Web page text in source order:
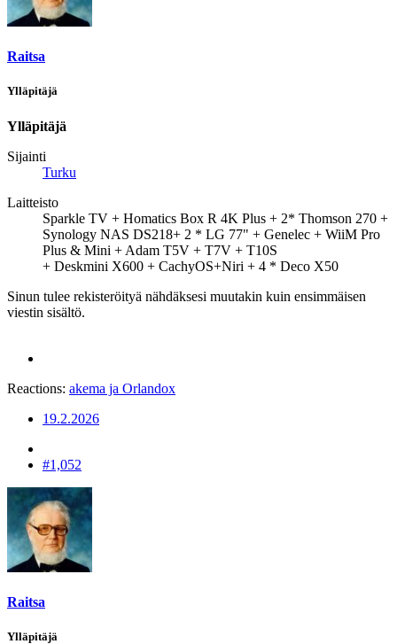
Raitsa
Ylläpitäjä
Ylläpitäjä
Sijainti
Turku
Laitteisto
Sparkle TV + Homatics Box R 4K Plus + 2* Thomson 270 +
Synology NAS DS218+ 2 * LG 77" + Genelec + WiiM Pro
Plus & Mini + Adam T5V + T7V + T10S
+ Deskmini X600 + CachyOS+Niri + 4 * Deco X50
Sinun tulee rekisteröityä nähdäksesi muutakin kuin ensimmäisen
viestin sisältö.
Reactions: akema ja Orlandox
19.2.2026
#1,052
Raitsa
Ylläpitäjä